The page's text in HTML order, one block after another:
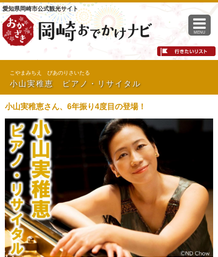
愛知県岡崎市公式観光サイト
MENU
こやまみちえ ぴあのりさいたる
小山実稚恵 ピアノ・リサイタル
小山実稚恵さん、6年振り4度目の登場！